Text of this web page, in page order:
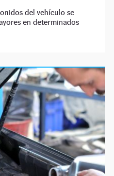
del vehículo se
en determinados